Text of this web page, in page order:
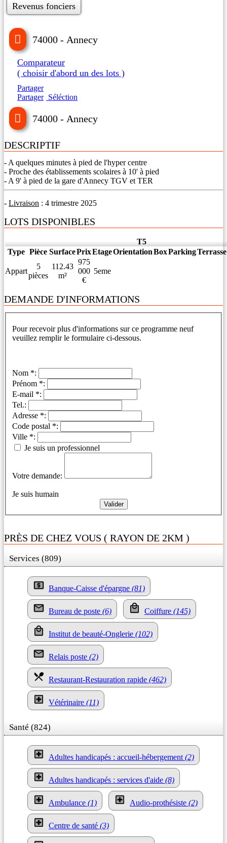
Revenus fonciers
74000 - Annecy
Comparateur
( choisir d'abord un des lots )
Partager
Partager Séléction
74000 - Annecy
DESCRIPTIF
- A quelques minutes à pied de l'hyper centre
- Proche des établissements scolaires à 10' à pied
- A 9' à pied de la gare d'Annecy TGV et TER
- Livraison : 4 trimestre 2025
LOTS DISPONIBLES
T5
Type Pièce SurfacePrixEtageOrientationBoxParkingTerrasse
Appart
5
pièces
112.43
m²
975
000
€
5eme
DEMANDE D'INFORMATIONS
Pour recevoir plus d'informations sur ce programme neuf
veuillez remplir le formulaire ci-dessous.
Nom *:
Prénom *:
E-mail *:
Tel.:
Adresse *:
Code postal *:
Ville *:
Je suis un professionnel
Votre demande:
Je suis humain
PRÈS DE CHEZ VOUS ( RAYON DE 2KM )
Services (809)
Banque-Caisse d'épargne (81)
Bureau de poste (6) Coiffure (145)
Institut de beauté-Onglerie (102)
Relais poste (2)
Restaurant-Restauration rapide (462)
Vétérinaire (11)
Santé (824)
Adultes handicapés : accueil-hébergement (2)
Adultes handicapés : services d'aide (8)
Ambulance (1) Audio-prothésiste (2)
Centre de santé (3)